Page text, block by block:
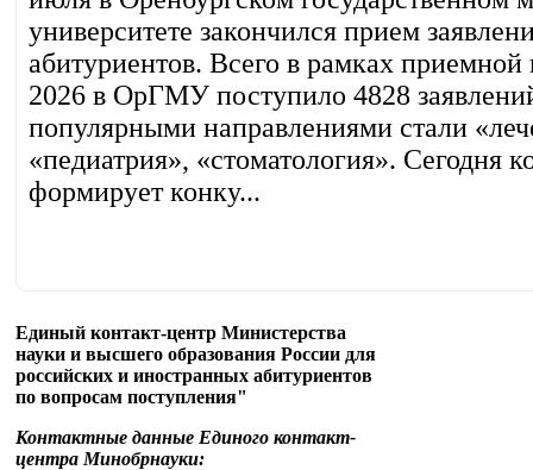
университете закончился прием
абитуриентов. Всего в рамках
2026 в ОрГМУ поступило 4828
популярными направлениями стали
«педиатрия», «стоматология». Сегодня
формирует конку...
Единый контакт-центр Министерства
науки и высшего образования России для
российских и иностранных абитуриентов
по вопросам поступления"
Контактные данные Единого контакт-
центра Минобрнауки: